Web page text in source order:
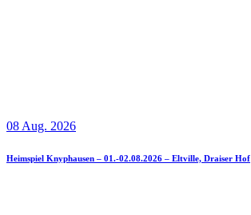
08 Aug. 2026
Heimspiel Knyphausen – 01.-02.08.2026 – Eltville, Draiser Hof